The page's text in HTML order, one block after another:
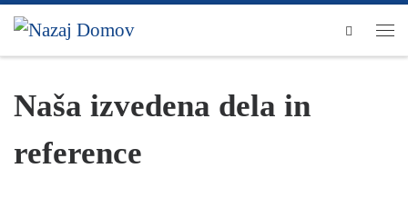
Skip to content
Naša izvedena dela in
reference